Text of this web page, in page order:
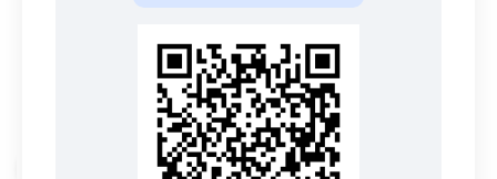
Нажмите, чтобы увеличить